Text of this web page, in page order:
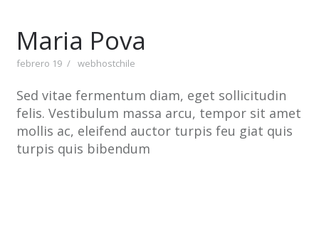
Maria Pova
febrero 19 webhostchile
Sed vitae fermentum diam, eget sollicitudin
felis. Vestibulum massa arcu, tempor sit amet
mollis ac, eleifend auctor turpis feu giat quis
turpis quis bibendum